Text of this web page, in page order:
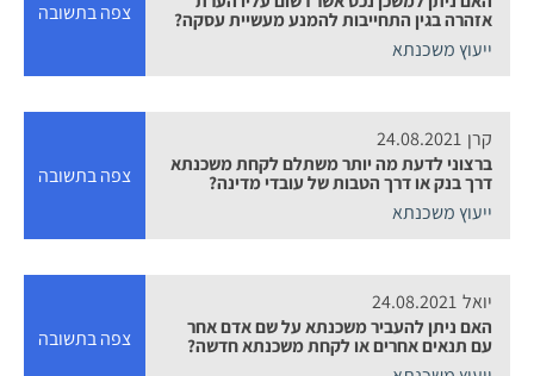
אזהרה בגין התחייבות להמנע מעשיית עסקה?
ייעוץ משכנתא
צפה בתשובה
קרן 24.08.2021
ברצוני לדעת מה יותר משתלם לקחת משכנתא
דרך בנק או דרך הטבות של עובדי מדינה?
ייעוץ משכנתא
צפה בתשובה
יואל 24.08.2021
האם ניתן להעביר משכנתא על שם אדם אחר
עם תנאים אחרים או לקחת משכנתא חדשה?
צפה בתשובה